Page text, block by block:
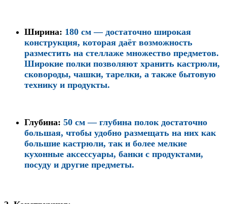
Ширина: 180 см — достаточно широкая
конструкция, которая даёт возможность
разместить на стеллаже множество предметов.
Широкие полки позволяют хранить кастрюли,
сковороды, чашки, тарелки, а также бытовую
технику и продукты.
Глубина: 50 см — глубина полок достаточно
большая, чтобы удобно размещать на них как
большие кастрюли, так и более мелкие
кухонные аксессуары, банки с продуктами,
посуду и другие предметы.